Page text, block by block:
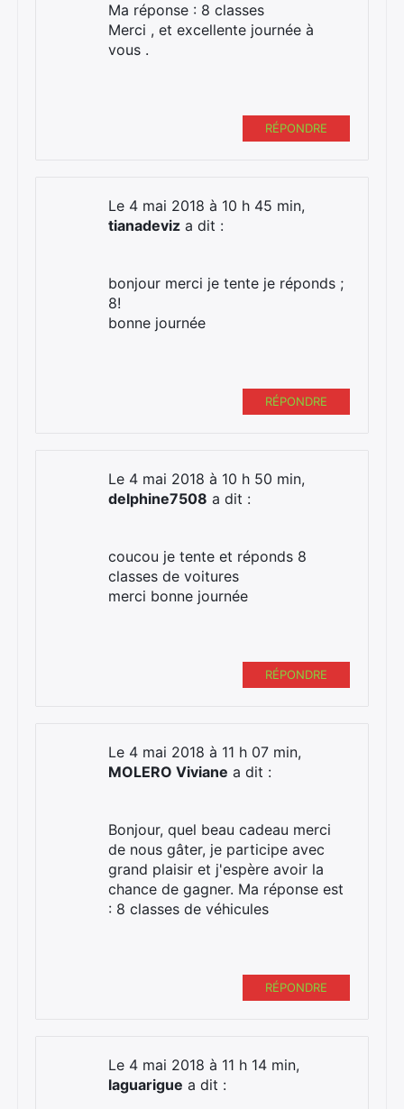
Ma réponse : 8 classes
Merci , et excellente journée à
vous .
RÉPONDRE
Le 4 mai 2018 à 10 h 45 min,
tianadeviz a dit :
bonjour merci je tente je réponds ;
8!
bonne journée
RÉPONDRE
Le 4 mai 2018 à 10 h 50 min,
delphine7508 a dit :
coucou je tente et réponds 8
classes de voitures
merci bonne journée
RÉPONDRE
Le 4 mai 2018 à 11 h 07 min,
MOLERO Viviane a dit :
Bonjour, quel beau cadeau merci
de nous gâter, je participe avec
grand plaisir et j'espère avoir la
chance de gagner. Ma réponse est
: 8 classes de véhicules
RÉPONDRE
Le 4 mai 2018 à 11 h 14 min,
laguarigue a dit :